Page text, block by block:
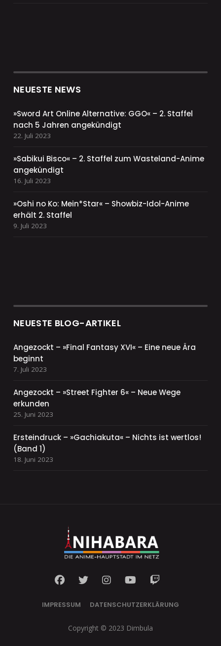
NEUESTE NEWS
»Sword Art Online Alternative: GGO« – 2. Staffel
nach 5 Jahren angekündigt
22. Juli 2023
»Sabikui Bisco« – 2. Staffel zum Wasteland-Anime
angekündigt
16. Juli 2023
»Oshi no Ko: Mein*Star« – Showbiz-Idol-Anime
erhält 2. Staffel
9. Juli 2023
NEUESTE BLOG-ARTIKEL
Angezockt – »Final Fantasy XVI« – Eine neue Ära
beginnt
7. Juli 2023
Angezockt – »Street Fighter 6« – Neue Wege
erkunden
25. Juni 2023
Ersteindruck – »Gachiakuta« – Nichts ist wertlos!
(Band 1)
18. Juni 2023
IMPRESSUM DATENSCHUTZERKLÄRUNG
Copyright © 2023 Dimbula